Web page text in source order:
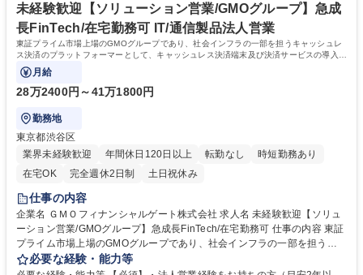
現在も堅調な業績推移となっております。 学歴・資格 学歴：大学院 大学
高専 語学力： 資格：
未経験歓迎【ソリューション営業/GMOグループ】急成
長FinTech/在宅勤務可 IT/通信製品法人営業
東証プライム市場上場のGMOグループであり、社会インフラの一部を担うキャッシュレ
ス決済のプラットフォーマーとして、キャッシュレス決済端末及び決済サービスの導入提
案・フォローをお任せします！
月給
28万2400円～41万1800円
勤務地
東京都渋谷区
業界未経験歓迎
年間休日120日以上 転勤なし
時短勤務あり
在宅OK
完全週休2日制 土日祝休み
仕事の内容
企業名 ＧＭＯフィナンシャルゲート株式会社 求人名 未経験歓迎【ソリュ
ーション営業/GMOグループ】急成長FinTech/在宅勤務可 仕事の内容 東証
プライム市場上場のGMOグループであり、社会インフラの一部を担うキ
ャッシュレス決済のプラットフォーマーとして、キャッシュレス決済端末
及び決済サービスの導入提案・フォローをお任せします！ 【業務内容詳
必要な経験・能力等